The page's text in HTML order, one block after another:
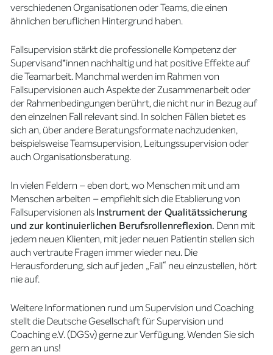
verschiedenen Organisationen oder Teams, die einen
ähnlichen beruflichen Hintergrund haben.
Fallsupervision stärkt die professionelle Kompetenz der
Supervisand*innen nachhaltig und hat positive Effekte auf
die Teamarbeit. Manchmal werden im Rahmen von
Fallsupervisionen auch Aspekte der Zusammenarbeit oder
der Rahmenbedingungen berührt, die nicht nur in Bezug auf
den einzelnen Fall relevant sind. In solchen Fällen bietet es
sich an, über andere Beratungsformate nachzudenken,
beispielsweise Teamsupervision, Leitungssupervision oder
auch Organisationsberatung.
In vielen Feldern – eben dort, wo Menschen mit und am
Menschen arbeiten – empfiehlt sich die Etablierung von
Fallsupervisionen alsInstrument der Qualitätssicherung
und zur kontinuierlichen Berufsrollenreflexion. Denn mit
jedem neuen Klienten, mit jeder neuen Patientin stellen sich
auch vertraute Fragen immer wieder neu. Die
Herausforderung, sich auf jeden „Fall“ neu einzustellen, hört
nie auf.
Weitere Informationen rund um Supervision und Coaching
stellt die Deutsche Gesellschaft für Supervision und
Coaching e.V. (DGSv) gerne zur Verfügung. Wenden Sie sich
gern an uns!